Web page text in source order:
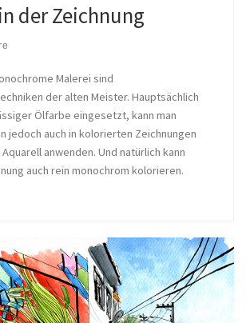
der Zeichnung
Malerei sind
der alten Meister. Hauptsächlich
Ölfarbe eingesetzt, kann man
jedoch auch in kolorierten Zeichnungen
anwenden. Und natürlich kann
auch rein monochrom kolorieren.